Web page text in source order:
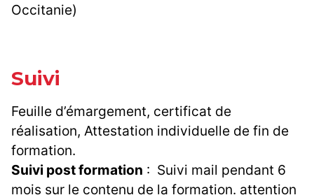
Occitanie)
Suivi
Feuille d’émargement, certificat de
réalisation, Attestation individuelle de fin de
formation.
Suivi post formation : Suivi mail pendant 6
mois sur le contenu de la formation. attention